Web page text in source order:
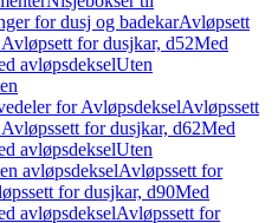
for dusj og badekarAvløpsett
for dusjkar, d52Med
avløpsdekselUten
for AvløpsdekselAvløpssett
for dusjkar, d62Med
avløpsdekselUten
avløpsdekselAvløpssett for
for dusjkar, d90Med
avløpsdekselAvløpssett for